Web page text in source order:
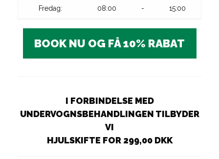
Fredag: 08:00 - 15:00
BOOK NU OG FÅ 10% RABAT
I FORBINDELSE MED
UNDERVOGNSBEHANDLINGEN TILBYDER
VI
HJULSKIFTE FOR 299,00 DKK